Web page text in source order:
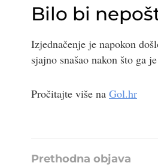
Bilo bi
Izjednačenje je napokon
sjajno snašao nakon što ga
Pročitajte više na Gol.hr
Prethodna objava